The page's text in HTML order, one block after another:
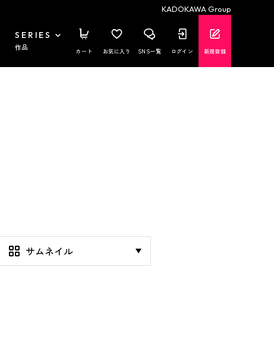
KADOKAWA Group
SERIES
作品 カート お気に入り SNS一覧 ログイン 新規登録